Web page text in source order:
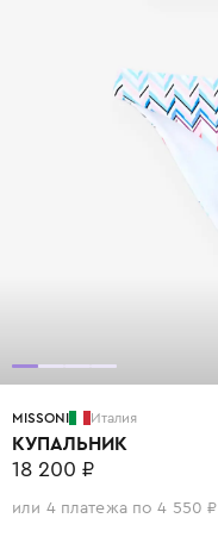
MISSONI Италия
КУПАЛЬНИК
18 200 ₽
или 4 платежа по 4 550 ₽